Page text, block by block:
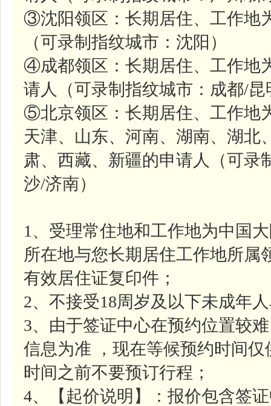
③沈阳领区：长期居住、工作地
（可录制指纹城市：沈阳）
④成都领区：长期居住、工作地
请人（可录制指纹城市：成都/昆
⑤北京领区：长期居住、工作地
天津、山东、河南、湖南、湖北
肃、西藏、新疆的申请人（可录
沙/济南）
1、受理常住地和工作地为中国
所在地与您长期居住工作地所属
有效居住证复印件；
2、不接受18周岁及以下未成年
3、由于签证中心在预约位置较
信息为准 ，现在等候预约时间
时间之前不要预订行程；
4、【起价说明】：报价包含签